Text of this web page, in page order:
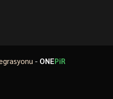
- ONEPiR